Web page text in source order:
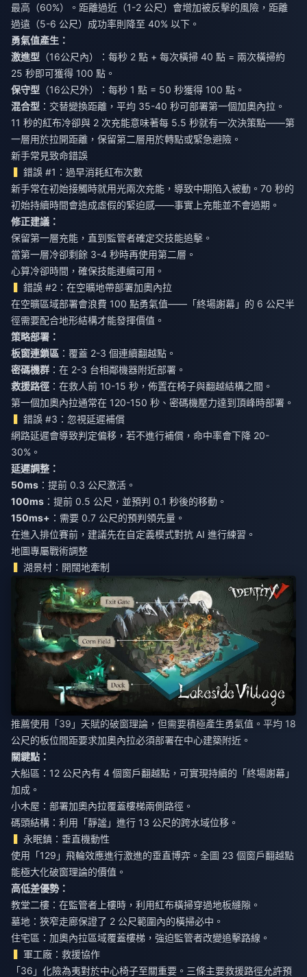
最高（60%）。距離過近（1-2 公尺）會增加被反擊的風險，距離
過遠（5-6 公尺）成功率則降至 40% 以下。
勇氣值產生：
激進型 （16公尺內）：每秒 2 點 + 每次橫掃 40 點 = 兩次橫掃約
25 秒即可獲得 100 點。
保守型 （16公尺外）：每秒 1 點 = 50 秒獲得 100 點。
混合型 ：交替變換距離，平均 35-40 秒可部署第一個加奧內拉。
11 秒的紅布冷卻與 2 次充能意味著每 5.5 秒就有一次決策點——第
一層用於拉開距離，保留第二層用於轉點或緊急避險。
新手常見致命錯誤
錯誤 #1：過早消耗紅布次數
新手常在初始接觸時就用光兩次充能，導致中期陷入被動。70 秒的
初始持續時間會造成虛假的緊迫感——事實上充能並不會過期。
修正建議：
保留第一層充能，直到監管者確定交技能追擊。
當第一層冷卻剩餘 3-4 秒時再使用第二層。
心算冷卻時間，確保技能連續可用。
錯誤 #2：在空曠地帶部署加奧內拉
在空曠區域部署會浪費 100 點勇氣值——「終場謝幕」的 6 公尺半
徑需要配合地形結構才能發揮價值。
策略部署：
板窗連鎖區 ：覆蓋 2-3 個連續翻越點。
密碼機群 ：在 2-3 台相鄰機器附近部署。
救援路徑 ：在救人前 10-15 秒，佈置在椅子與翻越結構之間。
第一個加奧內拉通常在 120-150 秒、密碼機壓力達到頂峰時部署。
錯誤 #3：忽視延遲補償
網路延遲會導致判定偏移，若不進行補償，命中率會下降 20-
30%。
延遲調整：
50ms ：提前 0.3 公尺激活。
100ms ：提前 0.5 公尺，並預判 0.1 秒後的移動。
150ms+ ：需要 0.7 公尺的預判領先量。
在進入排位賽前，建議先在自定義模式對抗 AI 進行練習。
地圖專屬戰術調整
湖景村：開闊地牽制
推薦使用「39」天賦的破窗理論，但需要積極產生勇氣值。平均 18
公尺的板位間距要求加奧內拉必須部署在中心建築附近。
關鍵點：
大船區：12 公尺內有 4 個窗戶翻越點，可實現持續的「終場謝幕」
加成。
小木屋：部署加奧內拉覆蓋樓梯兩側路徑。
碼頭結構：利用「靜謐」進行 13 公尺的跨水域位移。
永眠鎮：垂直機動性
使用「129」飛輪效應進行激進的垂直博弈。全圖 23 個窗戶翻越點
能極大化破窗理論的價值。
高低差優勢：
教堂二樓：在監管者上樓時，利用紅布橫掃穿過地板縫隙。
墓地：狹窄走廊保證了 2 公尺範圍內的橫掃必中。
住宅區：加奧內拉區域覆蓋樓梯，強迫監管者改變追擊路線。
軍工廠：救援協作
「36」化險為夷對於中心椅子至關重要。三條主要救援路徑允許預